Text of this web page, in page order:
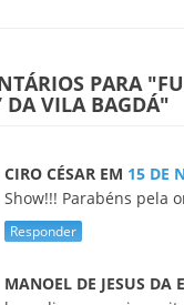
PARA
DA VILA BAGDÁ"
CIRO CÉSAR EM 15 DE
Show!!! Parabéns pela
Responder
MANOEL DE JESUS DA